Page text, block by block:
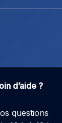
d’aide ?
questions